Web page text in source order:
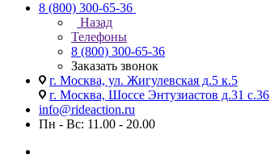
8 (800) 300-65-36
Назад
Телефоны
8 (800) 300-65-36
Заказать звонок
г. Москва, ул. Жигулевская д.5 к.5
г. Москва, Шоссе Энтузиастов д.31 с.36
info@rideaction.ru
Пн - Вс: 11.00 - 20.00